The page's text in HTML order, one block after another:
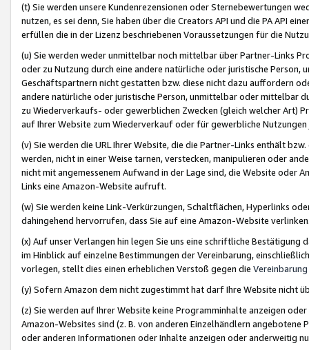
(t) Sie werden unsere Kundenrezensionen oder Sternebewertungen
nutzen, es sei denn, Sie haben über die Creators API und die PA API
erfüllen die in der Lizenz beschriebenen Voraussetzungen für die
(u) Sie werden weder unmittelbar noch mittelbar über Partner-Links
oder zu Nutzung durch eine andere natürliche oder juristische
Geschäftspartnern nicht gestatten bzw. diese nicht dazu auffordern
andere natürliche oder juristische Person, unmittelbar oder mittelbar
zu Wiederverkaufs- oder gewerblichen Zwecken (gleich welcher Art)
auf Ihrer Website zum Wiederverkauf oder für gewerbliche
(v) Sie werden die URL Ihrer Website, die die Partner-Links enthält
werden, nicht in einer Weise tarnen, verstecken, manipulieren oder
nicht mit angemessenem Aufwand in der Lage sind, die Website oder
Links eine Amazon-Website aufruft.
(w) Sie werden keine Link-Verkürzungen, Schaltflächen, Hyperlinks
dahingehend hervorrufen, dass Sie auf eine Amazon-Website
(x) Auf unser Verlangen hin legen Sie uns eine schriftliche
im Hinblick auf einzelne Bestimmungen der Vereinbarung,
vorlegen, stellt dies einen erheblichen Verstoß gegen die Vereinbarung
(y) Sofern Amazon dem nicht zugestimmt hat darf Ihre Website nicht
(z) Sie werden auf Ihrer Website keine Programminhalte anzeigen
Amazon-Websites sind (z. B. von anderen Einzelhändlern
oder anderen Informationen oder Inhalte anzeigen oder anderweitig